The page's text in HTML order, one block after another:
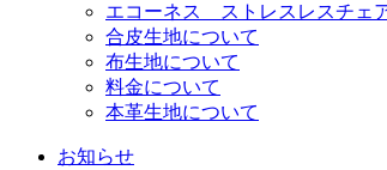
エコーネス ストレスレスチェ
合皮生地について
布生地について
料金について
本革生地について
お知らせ